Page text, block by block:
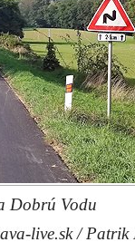
Dobrú Vodu
live.sk / Patrik